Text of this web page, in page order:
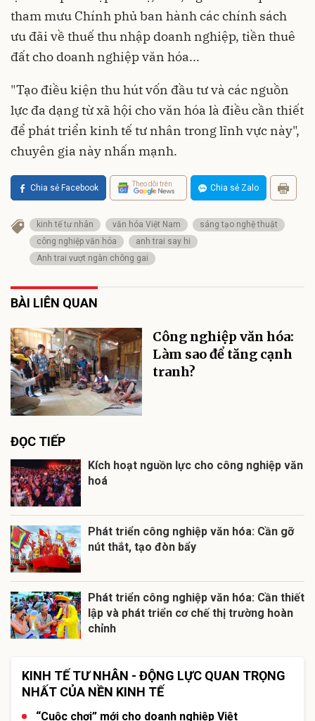
tham mưu Chính phủ ban hành các chính sách
ưu đãi về thuế thu nhập doanh nghiệp, tiền thuê
đất cho doanh nghiệp văn hóa...
"Tạo điều kiện thu hút vốn đầu tư và các nguồn
lực đa dạng từ xã hội cho văn hóa là điều cần thiết
để phát triển kinh tế tư nhân trong lĩnh vực này",
chuyên gia này nhấn mạnh.
Chia sẻ Facebook Theo dõi trên Chia sẻ Zalo
kinh tế tư nhân văn hóa Việt Nam
sáng tạo nghệ thuật
công nghiệp văn hóa
anh trai say hi
Anh trai vượt ngàn chông gai
BÀI LIÊN QUAN
Công nghiệp văn hóa:
Làm sao để tăng cạnh
tranh?
ĐỌC TIẾP
Kích hoạt nguồn lực cho công nghiệp văn
hoá
Phát triển công nghiệp văn hóa: Cần gỡ
nút thắt, tạo đòn bẩy
Phát triển công nghiệp văn hóa: Cần thiết
lập và phát triển cơ chế thị trường hoàn
chỉnh
KINH TẾ TƯ NHÂN - ĐỘNG LỰC QUAN TRỌNG
NHẤT CỦA NỀN KINH TẾ
“Cuộc chơi” mới cho doanh nghiệp Việt